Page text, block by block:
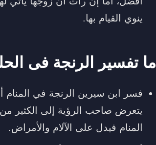
ينوي القيام بها.
ما تفسير الرنجة فى
فسر ابن سيرين الرنجة في المنام
يتعرض صاحب الرؤية إلى الكثير
المنام فيدل على الآلام والأمراض.